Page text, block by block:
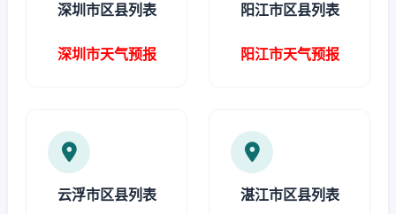
深圳市区县列表
深圳市天气预报
阳江市区县列表
阳江市天气预报
云浮市区县列表 湛江市区县列表